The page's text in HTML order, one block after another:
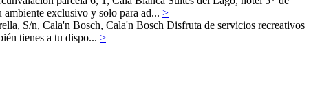
exclusivo y solo para ad... >
S/n, Cala'n Bosch, Cala'n Bosch Disfruta de servicios recreativos
tienes a tu dispo... >